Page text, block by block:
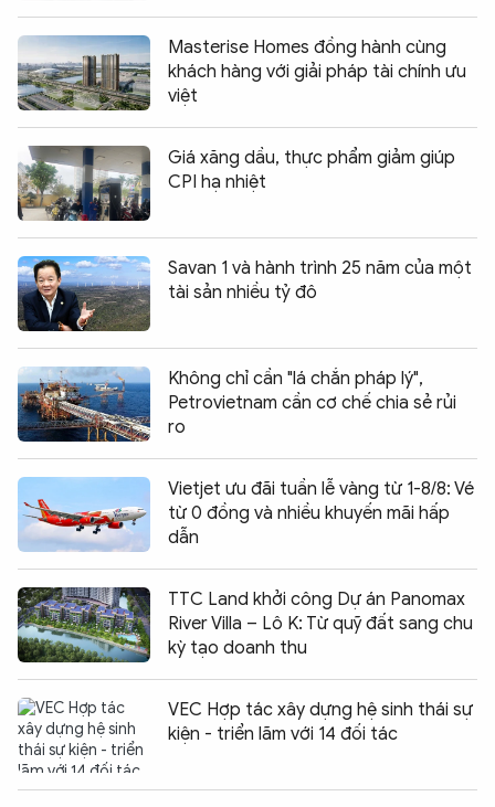
Masterise Homes đồng hành cùng
khách hàng với giải pháp tài chính ưu
việt
Giá xăng dầu, thực phẩm giảm giúp
CPI hạ nhiệt
Savan 1 và hành trình 25 năm của một
tài sản nhiều tỷ đô
Không chỉ cần "lá chắn pháp lý",
Petrovietnam cần cơ chế chia sẻ rủi
ro
Vietjet ưu đãi tuần lễ vàng từ 1-8/8: Vé
từ 0 đồng và nhiều khuyến mãi hấp
dẫn
TTC Land khởi công Dự án Panomax
River Villa – Lô K: Từ quỹ đất sang chu
kỳ tạo doanh thu
VEC Hợp tác xây dựng hệ sinh thái sự
kiện - triển lãm với 14 đối tác